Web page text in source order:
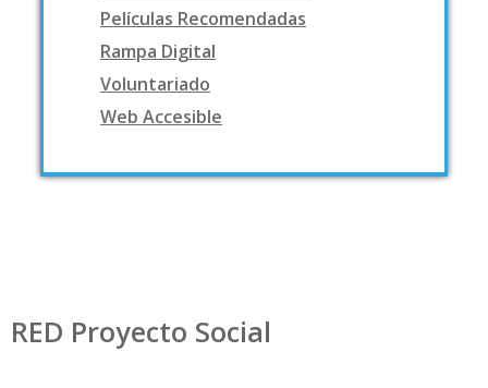
Películas Recomendadas
Rampa Digital
Voluntariado
Web Accesible
RED Proyecto Social